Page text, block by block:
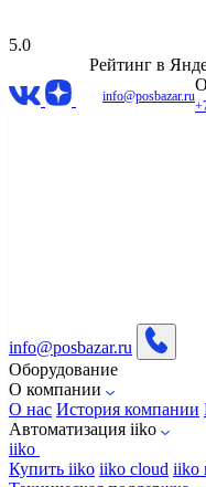
5.0
Рейтинг в
info@posbazar.ru
info@posbazar.ru
Оборудование
О компании
О нас История компании
Автоматизация iiko
iiko
Купить iiko iiko cloud iiko